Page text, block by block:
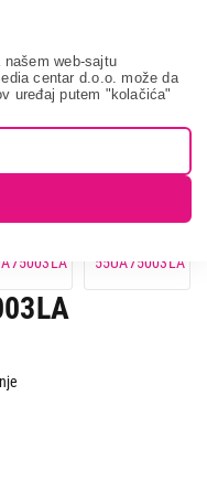
web-sajtu
centar d.o.o. može da
uređaj putem "kolačića"